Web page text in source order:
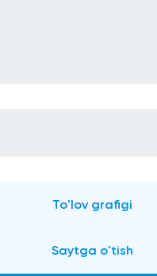
To'lov grafigi
Saytga o'tish